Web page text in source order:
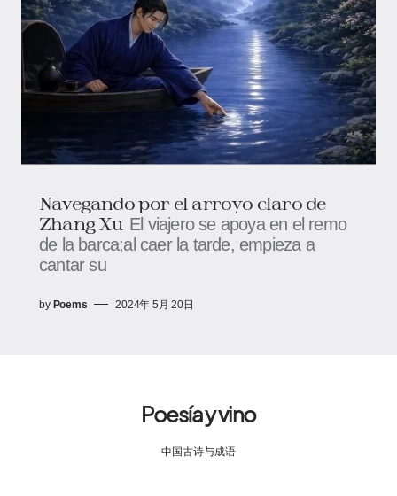
Navegando por el arroyo claro de
Zhang Xu El viajero se apoya en el remo
de la barca;al caer la tarde, empieza a
cantar su
by Poems 2024年 5月 20日
Poesía y vino
中国古诗与成语